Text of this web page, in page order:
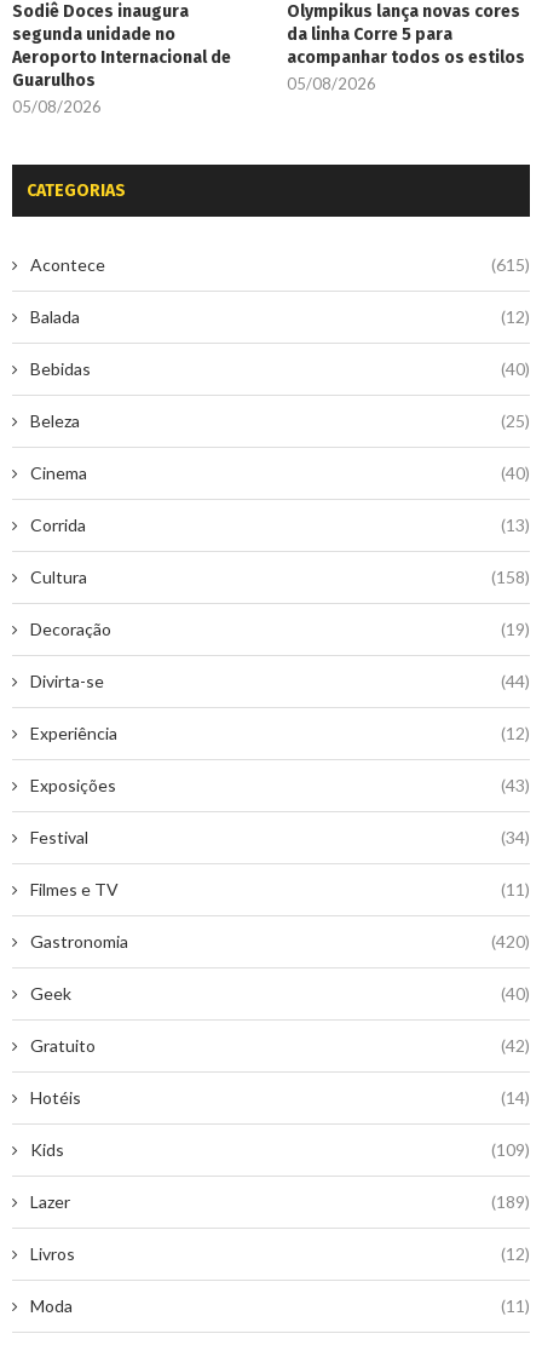
Sodiê Doces inaugura
segunda unidade no
Aeroporto Internacional de
Guarulhos
05/08/2026
Olympikus lança novas cores
da linha Corre 5 para
acompanhar todos os estilos
05/08/2026
CATEGORIAS
Acontece (615)
Balada (12)
Bebidas (40)
Beleza (25)
Cinema (40)
Corrida (13)
Cultura (158)
Decoração (19)
Divirta-se (44)
Experiência (12)
Exposições (43)
Festival (34)
Filmes e TV (11)
Gastronomia (420)
Geek (40)
Gratuito (42)
Hotéis (14)
Kids (109)
Lazer (189)
Livros (12)
Moda (11)